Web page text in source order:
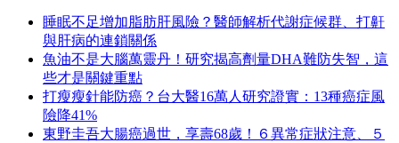
睡眠不足增加脂肪肝風險？醫師解析代謝症候群、打鼾
與肝病的連鎖關係
魚油不是大腦萬靈丹！研究揭高劑量DHA難防失智，這
些才是關鍵重點
打瘦瘦針能防癌？台大醫16萬人研究證實：13種癌症風
險降41%
東野圭吾大腸癌過世，享壽68歲！６異常症狀注意、５